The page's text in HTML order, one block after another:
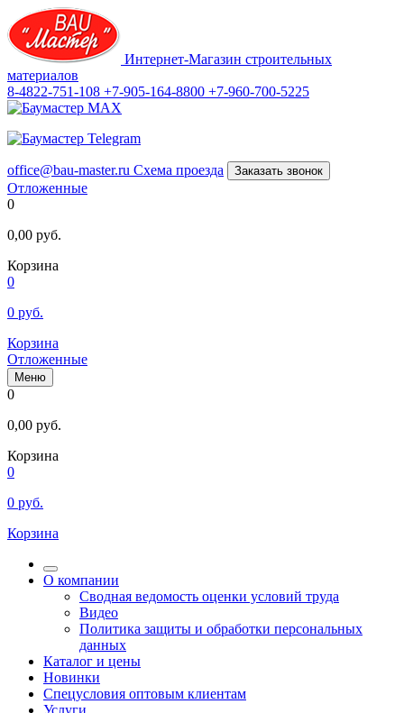
Интернет-Магазин строительных
материалов
8-4822-751-108 +7-905-164-8800 +7-960-700-5225
office@bau-master.ru Схема проезда Заказать звонок
Отложенные
0
0,00 руб.
Корзина
0
0 руб.
Корзина
Отложенные
Меню
0
0,00 руб.
Корзина
0
0 руб.
Корзина
О компании
Сводная ведомость оценки условий труда
Видео
Политика защиты и обработки персональных
данных
Каталог и цены
Новинки
Спецусловия оптовым клиентам
Услуги